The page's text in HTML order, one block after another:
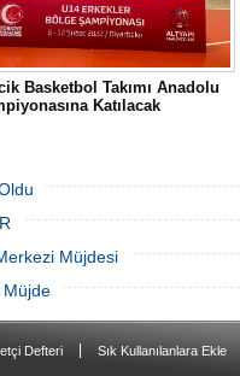
Basketbol Takımı Anadolu
Katılacak
Müjdesi
Müjde
Defteri
Sık Kullanılanlara Ekle